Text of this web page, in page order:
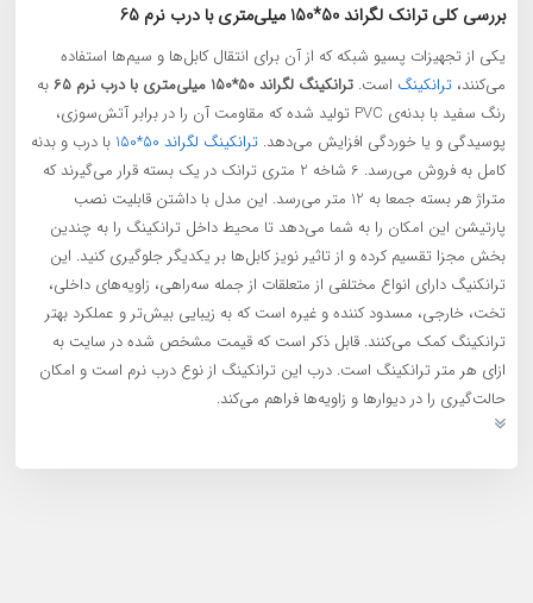
بررسی کلی ترانک لگراند 50*150 میلی‌متری با درب نرم 65
یکی از تجهیزات پسیو شبکه که از آن برای انتقال کابل‌ها و سیم‌ها استفاده
می‌کنند،ترانکینگ است.ترانکینگ لگراند 50*150 میلی‌متری با درب نرم 65
به
رنگ سفید با بدنه‌‎ی PVC تولید شده که مقاومت آن را در برابر آتش‌سوزی،
پوسیدگی و یا خوردگی افزایش می‌دهد.ترانکینگ لگراند 50*150
با درب و بدنه
کامل به فروش می‌رسد. 6 شاخه 2 متری ترانک در یک بسته قرار می‌گیرند که
متراژ هر بسته جمعا به 12 متر می‌رسد. این مدل با داشتن قابلیت نصب
پارتیشن این امکان را به شما می‌دهد تا محیط داخل ترانکینگ را به چندین
بخش مجزا تقسیم کرده و از تاثیر نویز کابل‌ها بر یکدیگر جلوگیری کنید. این
ترانکنیگ دارای انواع مختلفی از متعلقات از جمله سه‌راهی، زاویه‌های داخلی،
تخت، خارجی، مسدود کننده و غیره است که به زیبایی بیش‌تر و عملکرد بهتر
ترانکینگ کمک می‌کنند. قابل ذکر است که قیمت مشخص شده در سایت به
ازای هر متر ترانکینگ است. درب این ترانکینگ از نوع درب نرم است و امکان
حالت‌گیری را در دیوارها و زاویه‌ها فراهم می‌کند.